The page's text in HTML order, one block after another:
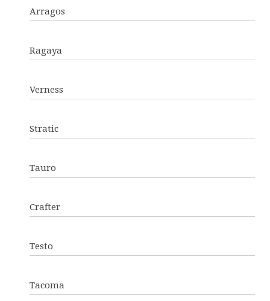
Arragos
Ragaya
Verness
Stratic
Tauro
Crafter
Testo
Tacoma